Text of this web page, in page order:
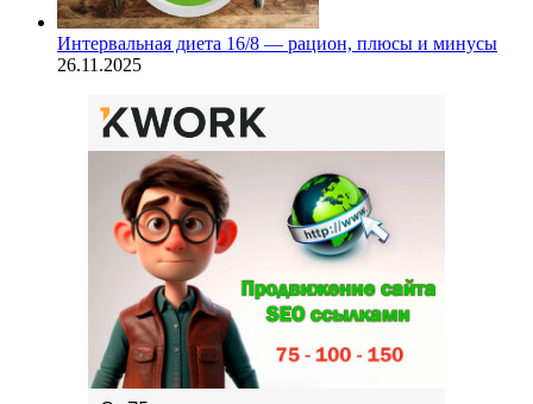
Интервальная диета 16/8 — рацион, плюсы и минусы
26.11.2025